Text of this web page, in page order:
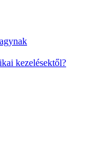
kezelésektől?